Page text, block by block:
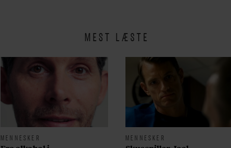
MEST LÆSTE
MENNESKER MENNESKER